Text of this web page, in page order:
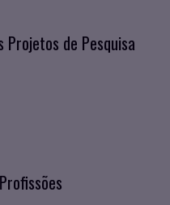
Projetos de Pesquisa